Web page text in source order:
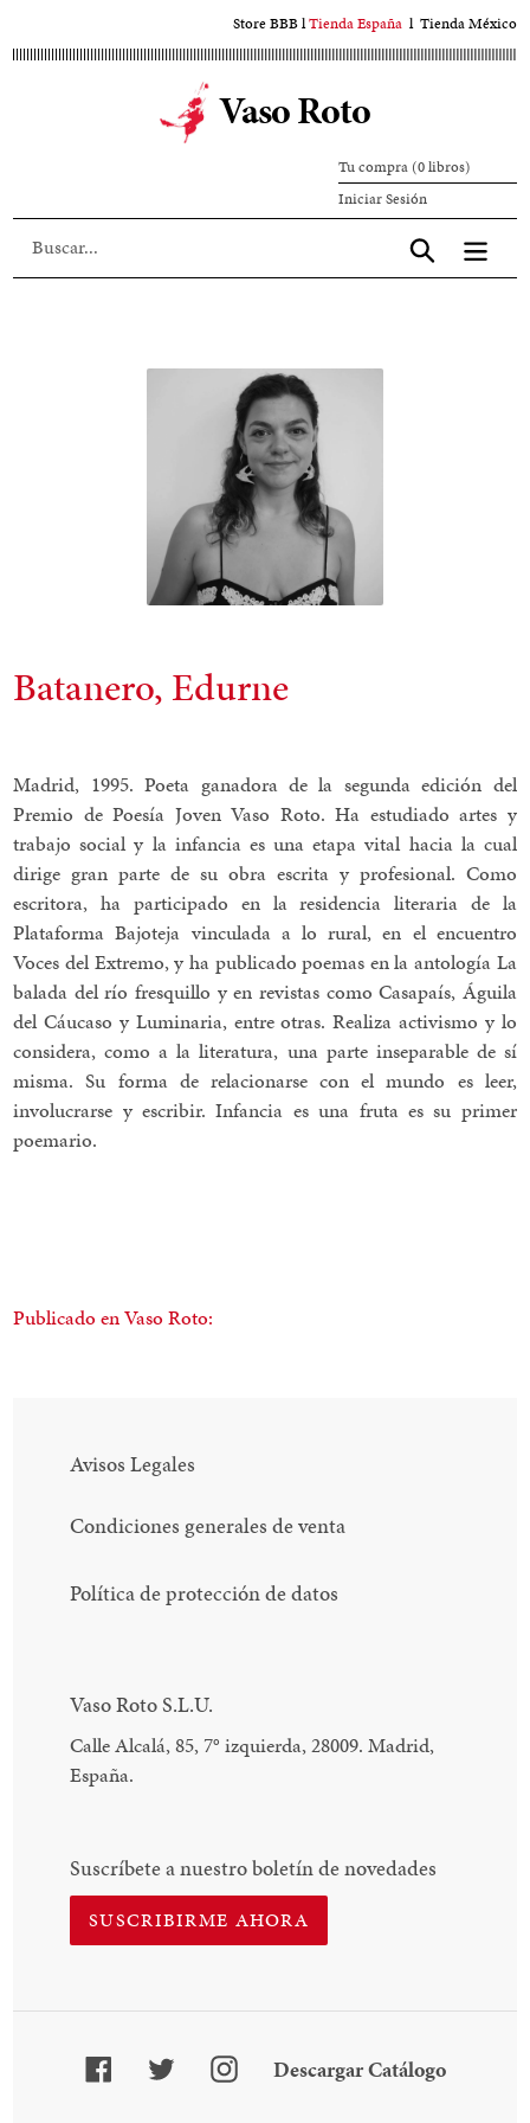
al
Store BBBlTienda España l Tienda México
Vaso Roto
Tu compra (0 libros)
Iniciar SesiónIniciar
sesión
Aceptar
Batanero, Edurne
Madrid, 1995. Poeta ganadora de la segunda edición del
Premio de Poesía Joven Vaso Roto. Ha estudiado artes y
trabajo social y la infancia es una etapa vital hacia la cual
dirige gran parte de su obra escrita y profesional. Como
escritora, ha participado en la residencia literaria de la
Plataforma Bajoteja vinculada a lo rural, en el encuentro
Voces del Extremo, y ha publicado poemas en la antología La
balada del río fresquillo y en revistas como Casapaís, Águila
del Cáucaso y Luminaria, entre otras. Realiza activismo y lo
considera, como a la literatura, una parte inseparable de sí
misma. Su forma de relacionarse con el mundo es leer,
involucrarse y escribir. Infancia es una fruta es su primer
poemario.
Publicado en Vaso Roto:
Avisos Legales
Condiciones generales de venta
Política de protección de datos
Vaso Roto S.L.U.
Calle Alcalá, 85, 7° izquierda, 28009. Madrid,
España.
Suscríbete a nuestro boletín de novedades
SUSCRIBIRME AHORA
FacebookTwitterInstagram
Descargar Catálogo